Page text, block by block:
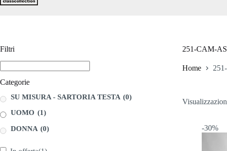
251-CAM-
Home
-30%
Filtri
Categorie
SU MISURA - SARTORIA TESTA (0)
UOMO (1)
DONNA (0)